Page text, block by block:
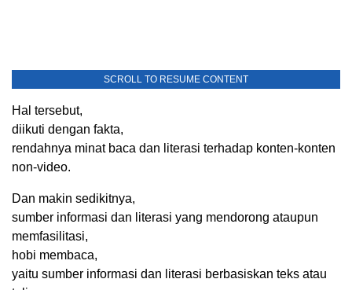
SCROLL TO RESUME CONTENT
Hal tersebut,
diikuti dengan fakta,
rendahnya minat baca dan literasi terhadap konten-konten
non-video.
Dan makin sedikitnya,
sumber informasi dan literasi yang mendorong ataupun
memfasilitasi,
hobi membaca,
yaitu sumber informasi dan literasi berbasiskan teks atau